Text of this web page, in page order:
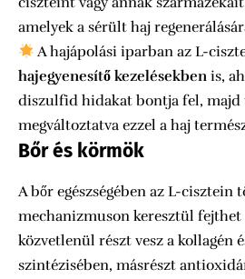
amelyek a sérült haj
A hajápolási iparban az L-
hajegyenesítő kezelésekben is,
diszulfid hidakat bontja fel, majd
megváltoztatva ezzel a haj
Bőr és körmök
A bőr egészségében az L-cisztein
mechanizmuson keresztül fejthet
közvetlenül részt vesz a kollagén
szintézisében, másrészt